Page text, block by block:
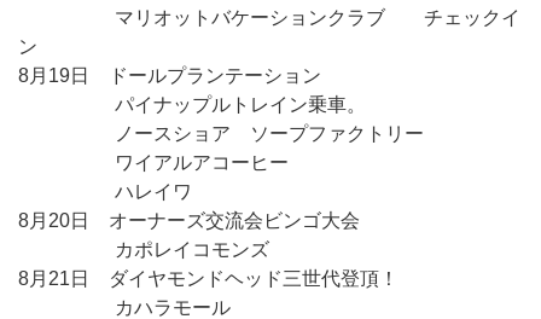
マリオットバケーションクラブ チェックイ
ン
8月19日 ドールプランテーション
パイナップルトレイン乗車。
ノースショア ソープファクトリー
ワイアルアコーヒー
ハレイワ
8月20日 オーナーズ交流会ビンゴ大会
カポレイコモンズ
8月21日 ダイヤモンドヘッド三世代登頂！
カハラモール